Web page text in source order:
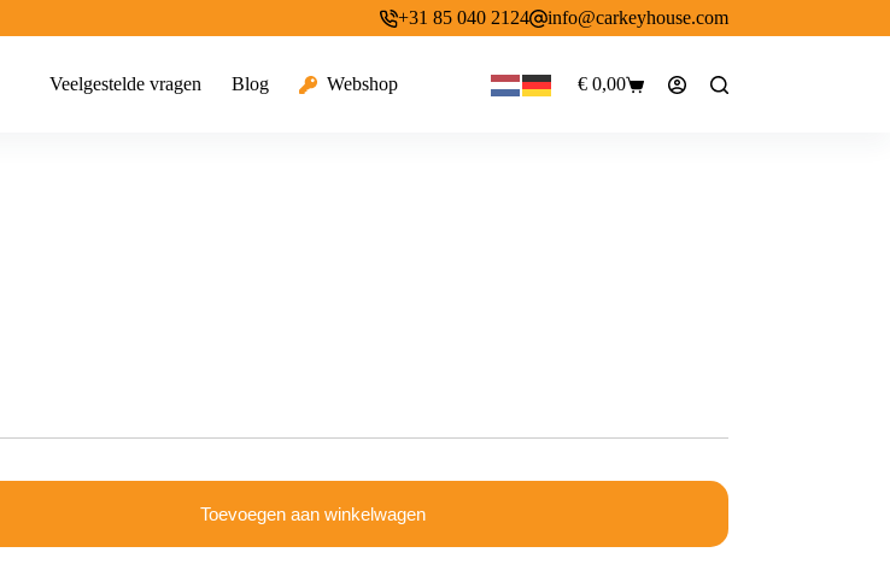
+31 85 040 2124 info@carkeyhouse.com
Veelgestelde vragen Blog Webshop Winkelwagen
€0,00
Toevoegen aan winkelwagen